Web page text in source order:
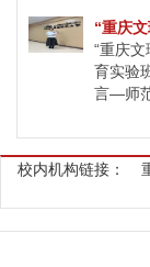
“重庆
“重庆
育实验
言—师
校内机构链接：